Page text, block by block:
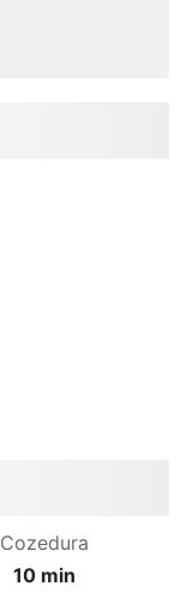
Cozedura
10 min